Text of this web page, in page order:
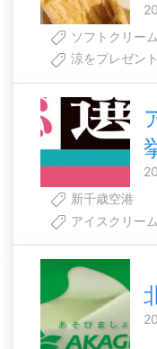
ソフトクリーム
涼をプレゼント
新千歳空港
アイスクリーム